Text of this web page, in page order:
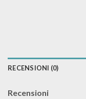
RECENSIONI (0)
Recensioni